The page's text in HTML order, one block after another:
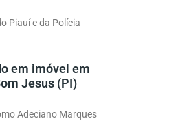
Piauí e da Polícia
em imóvel em
Jesus (PI)
Adeciano Marques